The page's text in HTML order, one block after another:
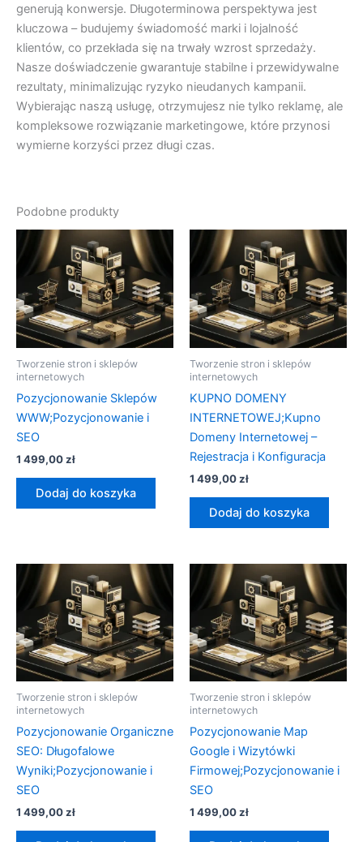
generują konwersje. Długoterminowa perspektywa jest
kluczowa – budujemy świadomość marki i lojalność
klientów, co przekłada się na trwały wzrost sprzedaży.
Nasze doświadczenie gwarantuje stabilne i przewidywalne
rezultaty, minimalizując ryzyko nieudanych kampanii.
Wybierając naszą usługę, otrzymujesz nie tylko reklamę, ale
kompleksowe rozwiązanie marketingowe, które przynosi
wymierne korzyści przez długi czas.
Podobne produkty
Tworzenie stron i sklepów
internetowych
Pozycjonowanie Sklepów
WWW;Pozycjonowanie i
SEO
1 499,00zł
Dodaj do koszyka
Tworzenie stron i sklepów
internetowych
KUPNO DOMENY
INTERNETOWEJ;Kupno
Domeny Internetowej –
Rejestracja i Konfiguracja
1 499,00zł
Dodaj do koszyka
Tworzenie stron i sklepów
internetowych
Pozycjonowanie Organiczne
SEO: Długofalowe
Wyniki;Pozycjonowanie i
SEO
1 499,00zł
Tworzenie stron i sklepów
internetowych
Pozycjonowanie Map
Google i Wizytówki
Firmowej;Pozycjonowanie i
SEO
1 499,00zł